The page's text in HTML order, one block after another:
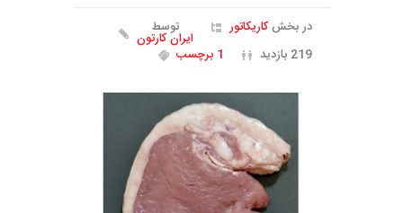
در بخشکاریکاتور توسط
ایران کارتون
219 بازدید
1 برچسب